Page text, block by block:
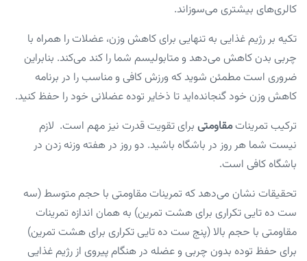
کالری‌های بیشتری می‌سوزاند.
تکیه بر رژیم غذایی به تنهایی برای کاهش وزن، عضلات را همراه با
چربی بدن کاهش می‌دهد و متابولیسم شما را کند می‌کند. بنابراین
ضروری است مطمئن شوید که ورزش کافی و مناسب را در برنامه
کاهش وزن خود گنجانده‌اید تا ذخایر توده عضلانی خود را حفظ کنید.
ترکیب تمریناتمقاومتی برای تقویت قدرت نیز مهم است. لازم
نیست شما هر روز در باشگاه باشید. دو روز در هفته وزنه زدن در
باشگاه کافی است.
تحقیقات نشان می‌دهد که تمرینات مقاومتی با حجم متوسط (سه
ست ده تایی تکراری برای هشت تمرین) به همان اندازه تمرینات
مقاومتی با حجم بالا (پنج ست ده تایی تکراری برای هشت تمرین)
برای حفظ توده بدون چربی و عضله در هنگام پیروی از رژیم غذایی